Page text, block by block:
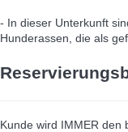
- In dieser Unterkunft
Hunderassen, die als
Kunde wird IMMER den